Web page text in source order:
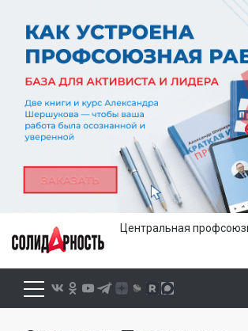
Центральная